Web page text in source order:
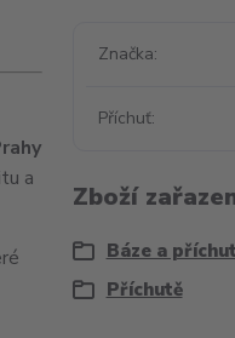
a
Značka
Příchuť
Zboží
Báze a
Příchutě